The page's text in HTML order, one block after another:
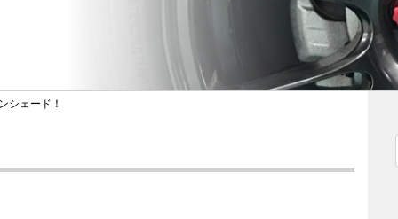
シェード！